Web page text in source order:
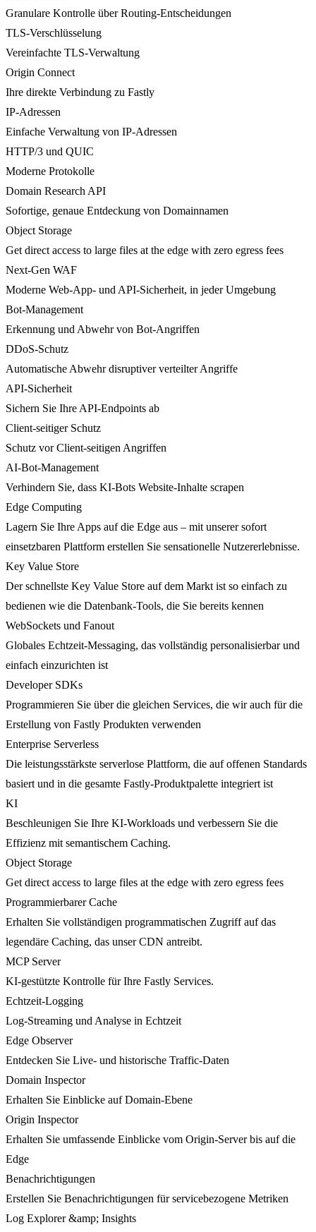
Granulare Kontrolle über Routing-Entscheidungen
TLS-Verschlüsselung
Vereinfachte TLS-Verwaltung
Origin Connect
Ihre direkte Verbindung zu Fastly
IP-Adressen
Einfache Verwaltung von IP-Adressen
HTTP/3 und QUIC
Moderne Protokolle
Domain Research API
Sofortige, genaue Entdeckung von Domainnamen
Object Storage
Get direct access to large files at the edge with zero egress fees
Next-Gen WAF
Moderne Web-App- und API-Sicherheit, in jeder Umgebung
Bot-Management
Erkennung und Abwehr von Bot-Angriffen
DDoS-Schutz
Automatische Abwehr disruptiver verteilter Angriffe
API-Sicherheit
Sichern Sie Ihre API-Endpoints ab
Client-seitiger Schutz
Schutz vor Client-seitigen Angriffen
AI-Bot-Management
Verhindern Sie, dass KI-Bots Website-Inhalte scrapen
Edge Computing
Lagern Sie Ihre Apps auf die Edge aus – mit unserer sofort
einsetzbaren Plattform erstellen Sie sensationelle Nutzererlebnisse.
Key Value Store
Der schnellste Key Value Store auf dem Markt ist so einfach zu
bedienen wie die Datenbank-Tools, die Sie bereits kennen
WebSockets und Fanout
Globales Echtzeit-Messaging, das vollständig personalisierbar und
einfach einzurichten ist
Developer SDKs
Programmieren Sie über die gleichen Services, die wir auch für die
Erstellung von Fastly Produkten verwenden
Enterprise Serverless
Die leistungsstärkste serverlose Plattform, die auf offenen Standards
basiert und in die gesamte Fastly-Produktpalette integriert ist
KI
Beschleunigen Sie Ihre KI-Workloads und verbessern Sie die
Effizienz mit semantischem Caching.
Object Storage
Get direct access to large files at the edge with zero egress fees
Programmierbarer Cache
Erhalten Sie vollständigen programmatischen Zugriff auf das
legendäre Caching, das unser CDN antreibt.
MCP Server
KI-gestützte Kontrolle für Ihre Fastly Services.
Echtzeit-Logging
Log-Streaming und Analyse in Echtzeit
Edge Observer
Entdecken Sie Live- und historische Traffic-Daten
Domain Inspector
Erhalten Sie Einblicke auf Domain-Ebene
Origin Inspector
Erhalten Sie umfassende Einblicke vom Origin-Server bis auf die
Edge
Benachrichtigungen
Erstellen Sie Benachrichtigungen für servicebezogene Metriken
Log Explorer &amp; Insights